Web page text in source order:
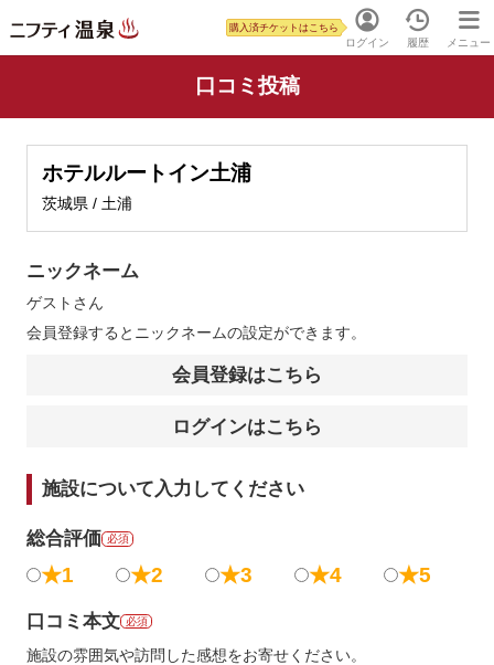
ログイン
購入済チケットはこちら
履歴 メニュー
口コミ投稿
ホテルルートイン土浦
茨城県 / 土浦
ニックネーム
ゲスト さん
会員登録するとニックネームの設定ができます。
会員登録はこちら
ログインはこちら
施設について入力してください
総合評価 必須
★1 ★2 ★3 ★4 ★5
口コミ本文 必須
施設の雰囲気や訪問した感想をお寄せください。